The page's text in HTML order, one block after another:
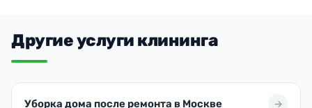
Другие услуги клининга
Уборка дома после ремонта в Москве